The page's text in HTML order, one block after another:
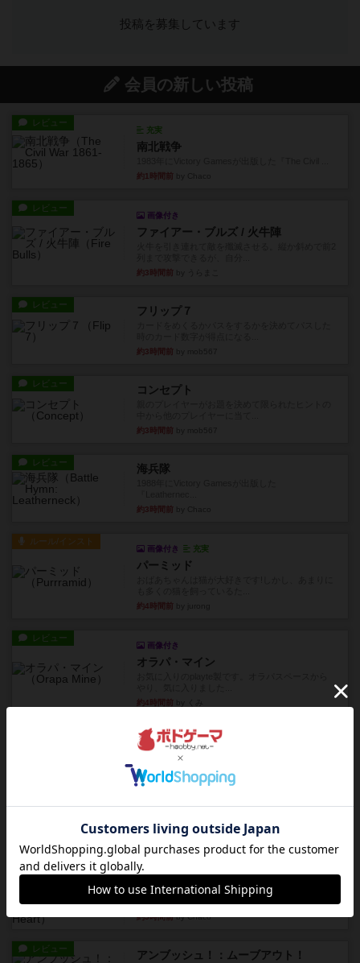
投稿を募集しています
会員の新しい投稿
レビュー
充実
南北戦争
約1時間前
レビュー
画像付き
ファイアー・ブルズ / 火牛陣
約3時間前
レビュー フリップ７
約3時間前
レビュー コンセプト
約3時間前
レビュー 海兵隊
約3時間前
ルール/インスト
画像付き 充実
パーミッド
約4時間前
レビュー
画像付き
オラパ・マイン
約4時間前
マーリン
４人プレイ。インスト1時間プレイ2時間半。結構
ダイス運と手札のカード運...
約5時間前by oliber
1987年にVictory Gamesが出版した『Silver Sta...
約5時間前by Chaco
アンブッシュ！：パープルハート
約5時間前by Chaco
レビュー アンブッシュ！：ムーブアウト！